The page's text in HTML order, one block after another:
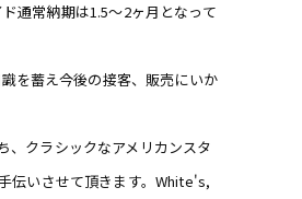
通常納期は1.5〜2ヶ月となって
を蓄え今後の接客、販売にいか
、クラシックなアメリカンスタ
伝いさせて頂きます。White's,